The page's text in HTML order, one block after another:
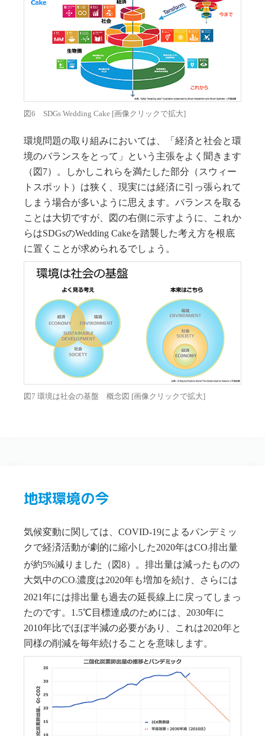
図6 SDGs Wedding Cake [画像クリックで拡大]
環境問題の取り組みにおいては、「経済と社会と環
境のバランスをとって」という主張をよく聞きます
（図7）。しかしこれらを満たした部分（スウィー
トスポット）は狭く、現実には経済に引っ張られて
しまう場合が多いように思えます。バランスを取る
ことは大切ですが、図の右側に示すように、これか
らはSDGsのWedding Cakeを踏襲した考え方を根底
に置くことが求められるでしょう。
図7 環境は社会の基盤 概念図 [画像クリックで拡大]
地球環境の今
気候変動に関しては、COVID-19によるパンデミッ
クで経済活動が劇的に縮小した2020年はCO2排出量
が約5%減りました（図8）。排出量は減ったものの
大気中のCO2濃度は2020年も増加を続け、さらには
2021年には排出量も過去の延長線上に戻ってしまっ
たのです。1.5℃目標達成のためには、2030年に
2010年比でほぼ半減の必要があり、これは2020年と
同様の削減を毎年続けることを意味します。